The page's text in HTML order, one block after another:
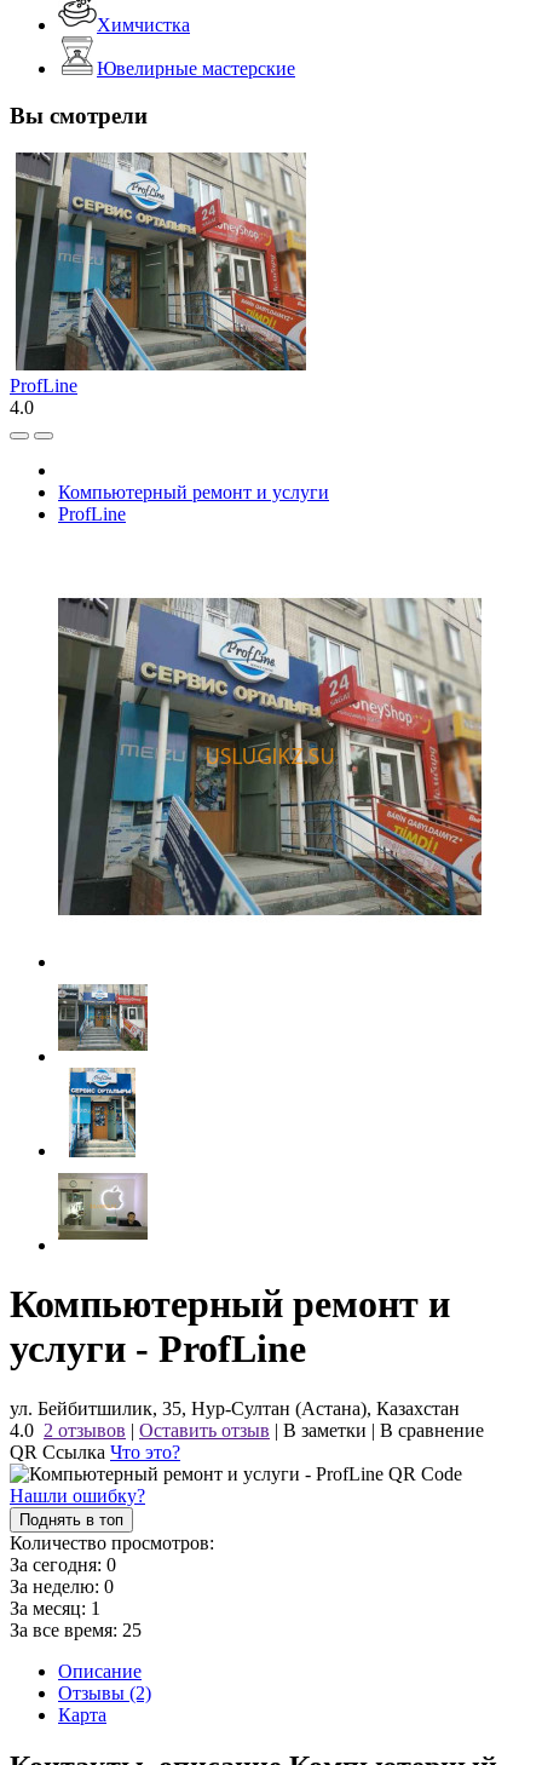
Химчистка
Ювелирные мастерские
Вы смотрели
ProfLine
4.0
Компьютерный ремонт и услуги
ProfLine
Компьютерный ремонт и
услуги - ProfLine
ул. Бейбитшилик, 35, Нур-Султан (Астана), Казахстан
4.0 2 отзывов | Оставить отзыв | В заметки | В сравнение
QR Ссылка Что это?
Нашли ошибку?
Поднять в топ
Количество просмотров:
За сегодня: 0
За неделю: 0
За месяц: 1
За все время: 25
Описание
Отзывы (2)
Карта